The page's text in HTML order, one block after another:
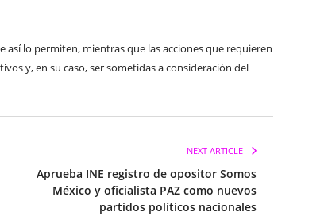
lo permiten, mientras que las acciones que requieren
y, en su caso, ser sometidas a consideración del
NEXT ARTICLE
Aprueba INE registro de opositor Somos
México y oficialista PAZ como nuevos
partidos políticos nacionales